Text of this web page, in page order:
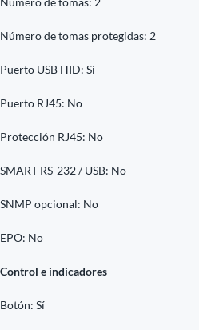
Número de tomas protegidas: 2
Puerto USB HID: Sí
Puerto RJ45: No
Protección RJ45: No
SMART RS-232 / USB: No
SNMP opcional: No
EPO: No
Control e indicadores
Botón: Sí